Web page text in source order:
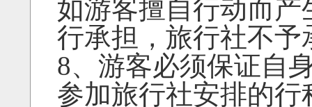
如游客擅自行动而
行承担，旅行社不予
8、游客必须保证自
参加旅行社安排的